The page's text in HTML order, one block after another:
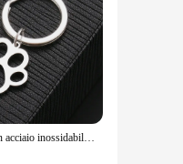
Portachiavi in acciaio inossidabile Cartoon Dog Paw Portachiavi di moda color argento per chiavi dell'auto Ciondolo per donna Uomo Gioielli Regali NUOVO